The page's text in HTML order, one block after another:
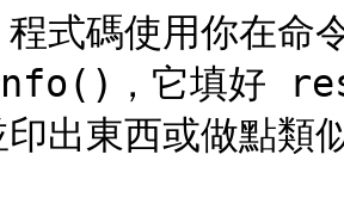
式碼使用你在命
，它填好 res
出東西或做點類